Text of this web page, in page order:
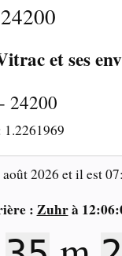
et ses
24200
1.2261969
août 2026 et il est
:Zuhrà